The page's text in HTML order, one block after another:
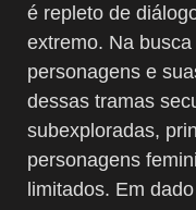
é repleto de
extremo. Na
personagens e
dessas tramas
subexploradas,
personagens
limitados. Em